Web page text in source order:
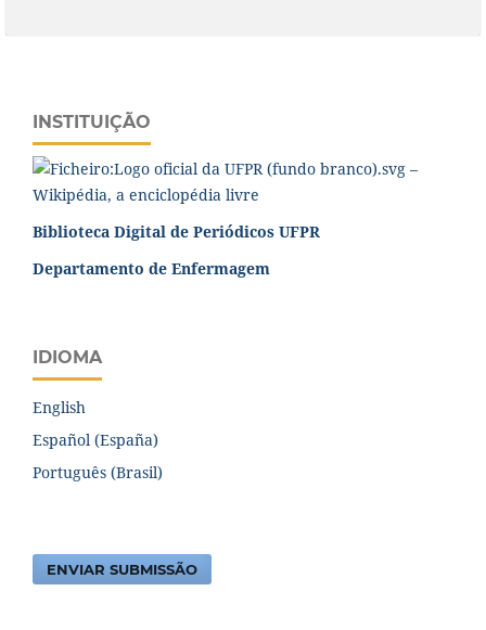
INSTITUIÇÃO
Biblioteca Digital de Periódicos UFPR
Departamento de Enfermagem
IDIOMA
English
Español (España)
Português (Brasil)
ENVIAR SUBMISSÃO